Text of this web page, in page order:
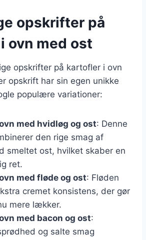
opskrifter på
ovn med ost
opskrifter på kartofler i ovn
opskrift har sin egen unikke
populære variationer:
med hvidløg og ost: Denne
den rige smag af
smeltet ost, hvilket skaber en
ret.
med fløde og ost: Fløden
cremet konsistens, der gør
mere lækker.
med bacon og ost:
og salte smag